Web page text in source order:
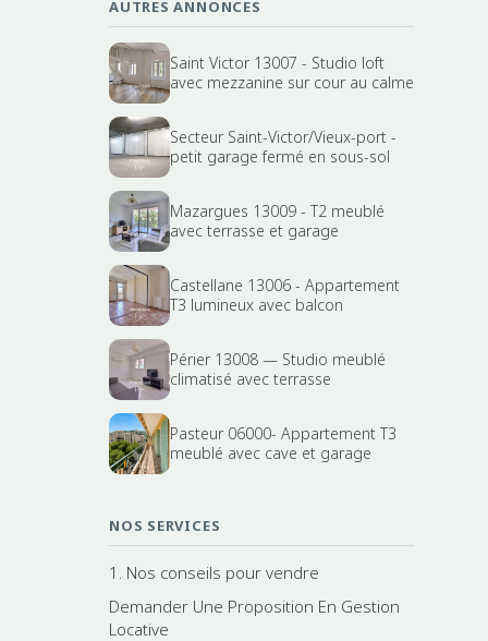
AUTRES ANNONCES
Saint Victor 13007 - Studio loft
avec mezzanine sur cour au calme
Secteur Saint-Victor/Vieux-port -
petit garage fermé en sous-sol
Mazargues 13009 - T2 meublé
avec terrasse et garage
Castellane 13006 - Appartement
T3 lumineux avec balcon
Périer 13008 — Studio meublé
climatisé avec terrasse
Pasteur 06000- Appartement T3
meublé avec cave et garage
NOS SERVICES
1. Nos conseils pour vendre
Demander Une Proposition En Gestion
Locative